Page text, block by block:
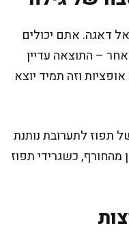
דאגה. אתם יכולים
– התוצאה עדיין
וזה תמיד יוצא
תפוז לתערובת נותנת
מהחורף, כשגרידי תפוז